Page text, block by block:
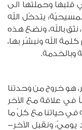
قلبها وحملتها الى
يتدخّل الله
نثق بالله، ونضع هذه
الله ونبشّر بها،
وبالخدمة.
هو خروج من وحدتنا
في علاقة مع الآخر
في حياتنا مع كلّ ما
ونقبل الآخر-